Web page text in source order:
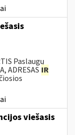
Paslaugų
ADRESAS IR
viešasis